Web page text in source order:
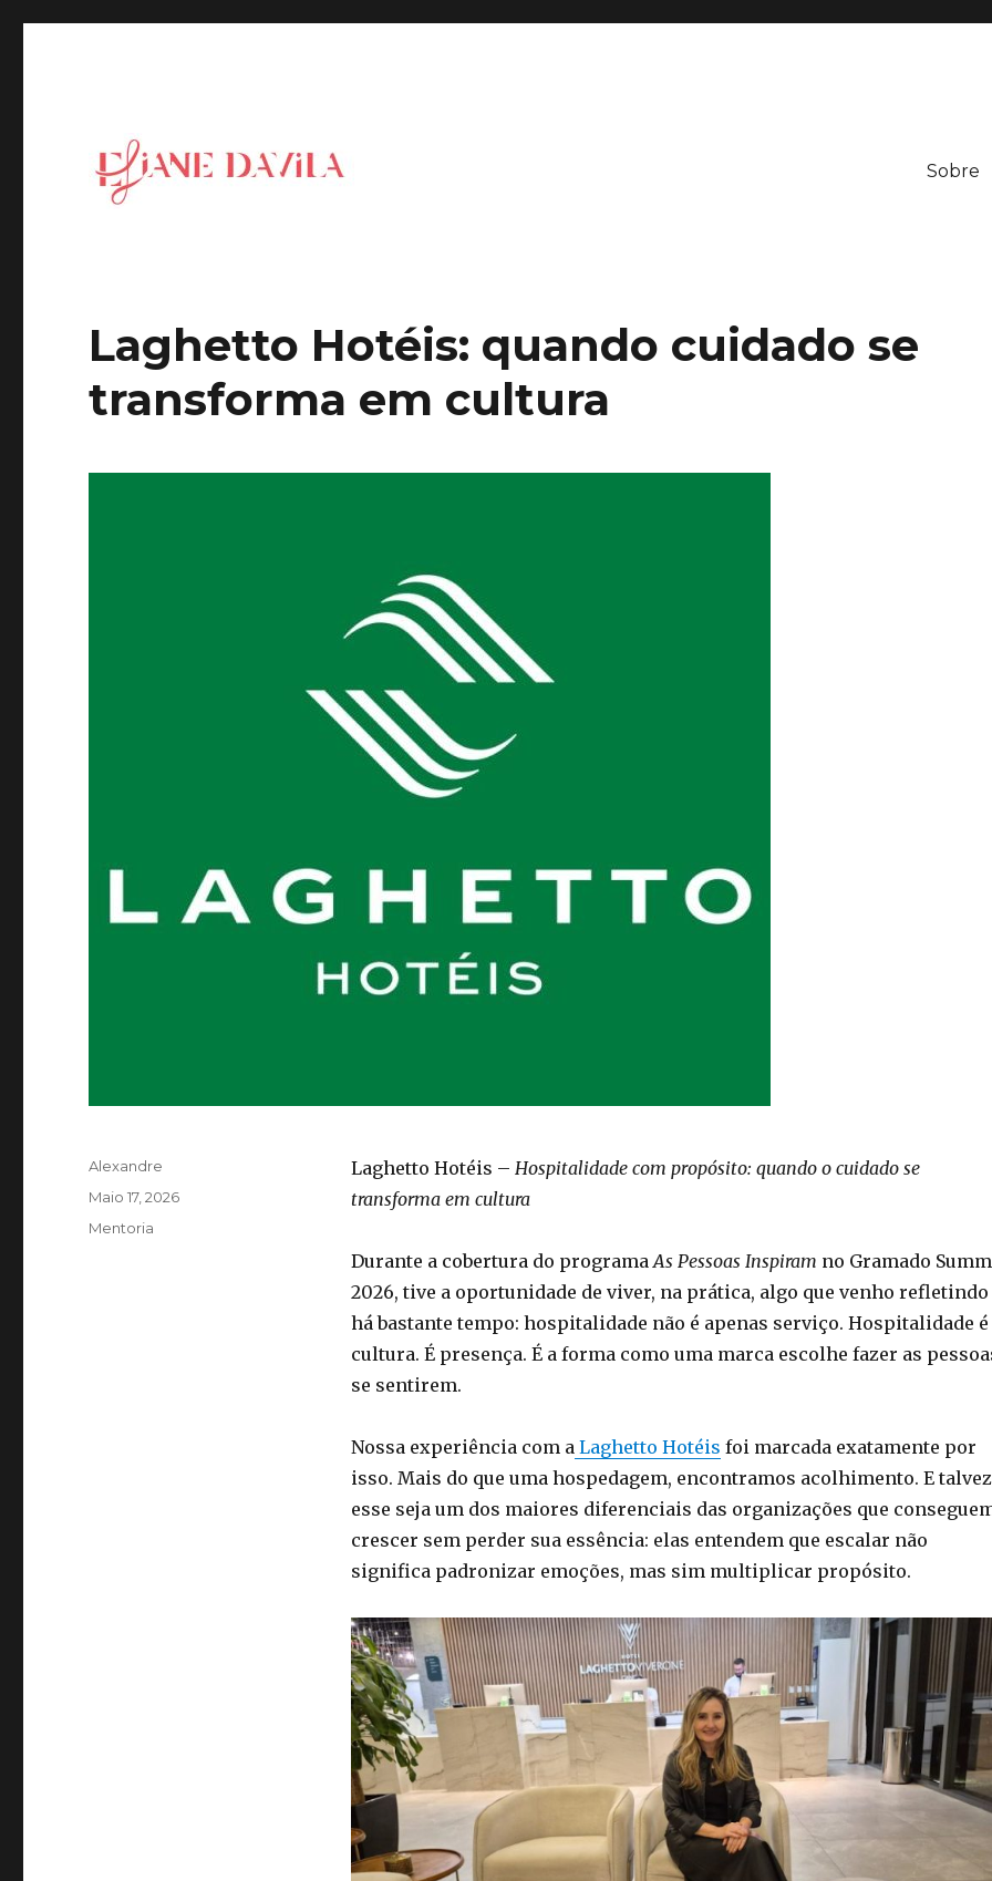
Sobre
Laghetto Hotéis: quando cuidado se
transforma em cultura
Laghetto Hotéis – Hospitalidade com propósito: quando o cuidado se
transforma em cultura
Durante a cobertura do programaAs Pessoas Inspiram no Gramado
2026, tive a oportunidade de viver, na prática, algo que venho refletindo
há bastante tempo: hospitalidade não é apenas serviço. Hospitalidade é
cultura. É presença. É a forma como uma marca escolhe fazer as
se sentirem.
Nossa experiência com aLaghetto Hotéis foi marcada exatamente por
isso. Mais do que uma hospedagem, encontramos acolhimento. E talvez
esse seja um dos maiores diferenciais das organizações que
crescer sem perder sua essência: elas entendem que escalar não
significa padronizar emoções, mas sim multiplicar propósito.
Autor
Alexandre
Publicado
Maio 17, 2026
Categorias
Mentoria